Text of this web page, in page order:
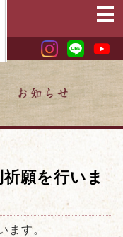
願を行いま
ます。